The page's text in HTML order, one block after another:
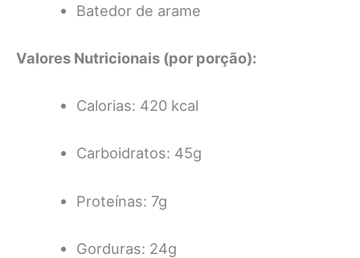
Batedor de arame
Valores Nutricionais (por porção):
Calorias: 420 kcal
Carboidratos: 45g
Proteínas: 7g
Gorduras: 24g